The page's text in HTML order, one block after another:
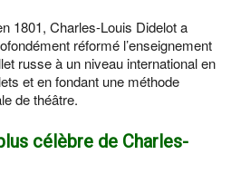
1801, Charles-Louis Didelot a
réformé l’enseignement
russe à un niveau international en
et en fondant une méthode
de théâtre.
célèbre de Charles-